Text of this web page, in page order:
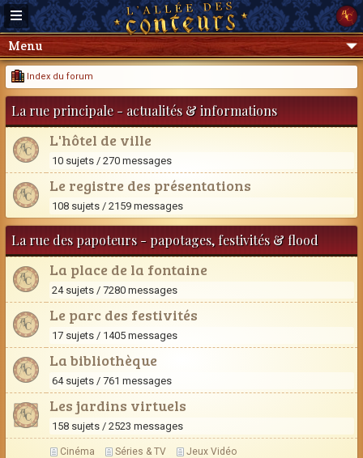
Menu
Index du forum
La rue principale - actualités & informations
L'hôtel de ville
10 sujets / 270 messages
Le registre des présentations
108 sujets / 2159 messages
La rue des papoteurs - papotages, festivités & flood
La place de la fontaine
24 sujets / 7280 messages
Le parc des festivités
17 sujets / 1405 messages
La bibliothèque
64 sujets / 761 messages
Les jardins virtuels
158 sujets / 2523 messages
Cinéma Séries & TV Jeux Vidéo